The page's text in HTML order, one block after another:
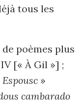
tous les
poèmes plus
[« À Gil »] ;
Espousc »
cambarado